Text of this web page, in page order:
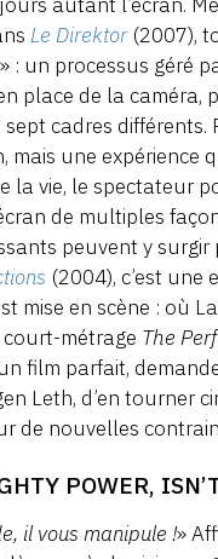
Le Direktor(2007),
: un processus géré
place de la caméra,
cadres différents.
mais une expérience
la vie, le spectateur
de multiples
peuvent y
(2004), c’est une
mise en scène : où
métrage The
film parfait,
Leth, d’en tourner
de nouvelles
POWER,
il vous manipule !»